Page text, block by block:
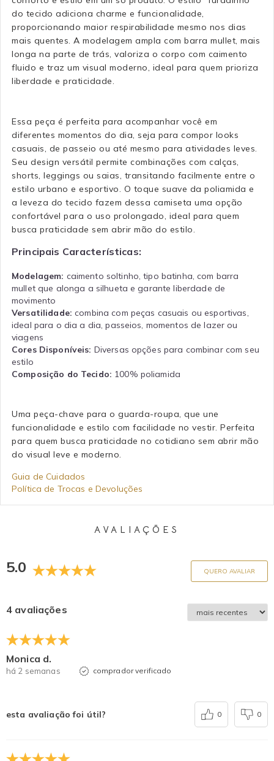
do tecido adiciona charme e funcionalidade,
proporcionando maior respirabilidade mesmo nos dias
mais quentes. A modelagem ampla com barra mullet, mais
longa na parte de trás, valoriza o corpo com caimento
fluido e traz um visual moderno, ideal para quem prioriza
liberdade e praticidade.
Essa peça é perfeita para acompanhar você em
diferentes momentos do dia, seja para compor looks
casuais, de passeio ou até mesmo para atividades leves.
Seu design versátil permite combinações com calças,
shorts, leggings ou saias, transitando facilmente entre o
estilo urbano e esportivo. O toque suave da poliamida e
a leveza do tecido fazem dessa camiseta uma opção
confortável para o uso prolongado, ideal para quem
busca praticidade sem abrir mão do estilo.
Principais Características:
Modelagem: caimento soltinho, tipo batinha, com barra
mullet que alonga a silhueta e garante liberdade de
movimento
Versatilidade: combina com peças casuais ou esportivas,
ideal para o dia a dia, passeios, momentos de lazer ou
viagens
Cores Disponíveis: Diversas opções para combinar com seu
estilo
Composição do Tecido: 100% poliamida
Uma peça-chave para o guarda-roupa, que une
funcionalidade e estilo com facilidade no vestir. Perfeita
para quem busca praticidade no cotidiano sem abrir mão
do visual leve e moderno.
Guia de Cuidados
Política de Trocas e Devoluções
AVALIAÇÕES
5.0 QUERO AVALIAR
4 avaliações
Monica d.
há 2 semanas comprador verificado
esta avaliação foi útil? 0 0